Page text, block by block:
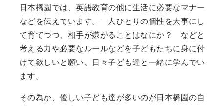
日本橋園では、英語教育の他に生活に必要なマナー
などを伝えています。一人ひとりの個性を大事にし
て育てつつ、相手が嫌がることはなにか？ などと
考える力や必要なルールなどを子どもたちに身に付
けて欲しいと願い、日々子ども達と一緒に学んでい
ます。
その為か、優しい子ども達が多いのが日本橋園の自